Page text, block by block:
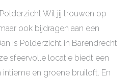
Wil jij trouwen op
ook bijdragen aan een
is Polderzicht in Barendrecht
sfeervolle locatie biedt een
en groene bruiloft. En